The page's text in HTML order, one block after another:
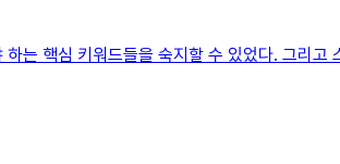
는 핵심 키워드들을 숙지할 수 있었다. 그리